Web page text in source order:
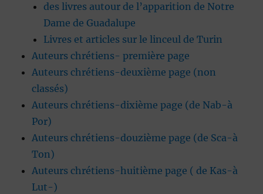
des livres autour de l’apparition de Notre
Dame de Guadalupe
Livres et articles sur le linceul de Turin
Auteurs chrétiens- première page
Auteurs chrétiens-deuxième page (non
classés)
Auteurs chrétiens-dixième page (de Nab-à
Por)
Auteurs chrétiens-douzième page (de Sca-à
Ton)
Auteurs chrétiens-huitième page ( de Kas-à
Lut-)